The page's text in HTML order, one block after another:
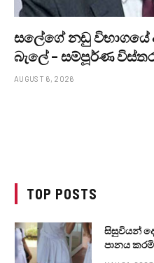
සලේගේ නඩු විභාගයේ
බැලේ – සම්පූර්ණ
AUGUST 6, 2026
TOP POSTS
සිසුවියන්
පානය